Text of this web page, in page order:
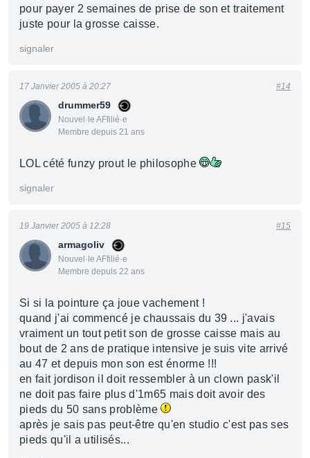
pour payer 2 semaines de prise de son et traitement
juste pour la grosse caisse.
signaler
drummer59
Nouvel·le AFfilié·e
Membre depuis 21 ans
17 Janvier 2005 à 20:27 #14
LOL cété funzy prout le philosophe
signaler
armagoliv
Nouvel·le AFfilié·e
Membre depuis 22 ans
19 Janvier 2005 à 12:28 #15
Si si la pointure ça joue vachement !
quand j'ai commencé je chaussais du 39 ... j'avais
vraiment un tout petit son de grosse caisse mais au
bout de 2 ans de pratique intensive je suis vite arrivé
au 47 et depuis mon son est énorme !!!
en fait jordison il doit ressembler à un clown pask'il
ne doit pas faire plus d'1m65 mais doit avoir des
pieds du 50 sans problème
après je sais pas peut-être qu'en studio c'est pas ses
pieds qu'il a utilisés...